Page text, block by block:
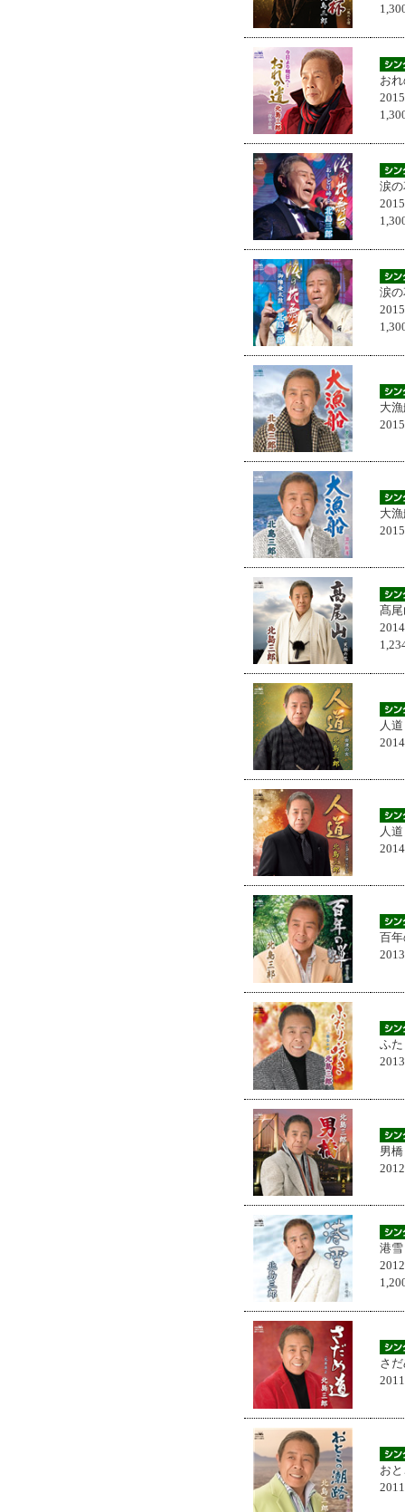
お
涙
涙
大
大
髙
人
人
百
ふ
男橋
港雪
さ
お